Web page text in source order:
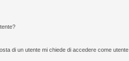
di un utente mi chiede di accedere come utente